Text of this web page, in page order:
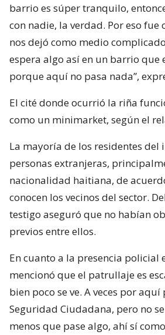
barrio es súper tranquilo,
con nadie, la verdad. Por eso fue
nos dejó como medio
espera algo así en un barrio que
porque aquí no pasa nada”,
El cité donde ocurrió la riña
como un minimarket, según el
La mayoría de los residentes del
personas extranjeras,
nacionalidad haitiana, de
conocen los vecinos del sector.
testigo aseguró que no habían
previos entre ellos.
En cuanto a la presencia policial
mencionó que el patrullaje es
bien poco se ve. A veces por
Seguridad Ciudadana, pero no
menos que pase algo, ahí sí